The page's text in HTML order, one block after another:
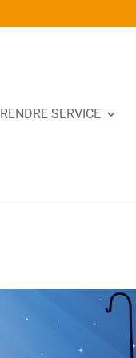
RENDRE SERVICE